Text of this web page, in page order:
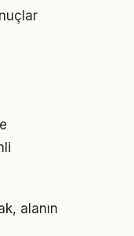
alanın